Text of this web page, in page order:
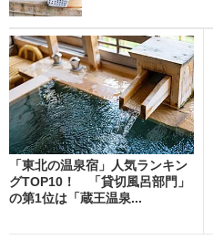
「東北の温泉宿」人気ランキン
グTOP10！ 「貸切風呂部門」
の第1位は「蔵王温泉...